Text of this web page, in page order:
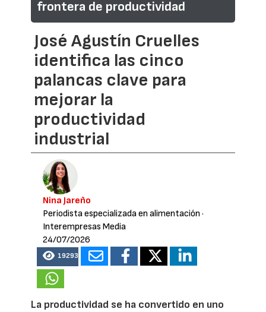
frontera de productividad
José Agustín Cruelles
identifica las cinco
palancas clave para
mejorar la
productividad
industrial
Nina Jareño
Periodista especializada en alimentación ·
Interempresas Media
24/07/2026
19293
La productividad se ha convertido en uno